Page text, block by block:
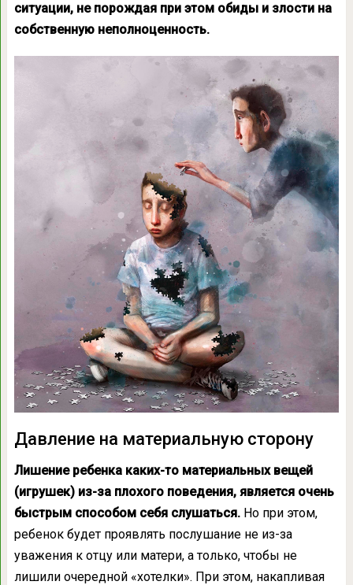
ситуации, не порождая при этом обиды и злости на
собственную неполноценность.
Давление на материальную сторону
Лишение ребенка каких-то материальных вещей
(игрушек) из-за плохого поведения, является очень
быстрым способом себя слушаться.Но при этом,
ребенок будет проявлять послушание не из-за
уважения к отцу или матери, а только, чтобы не
лишили очередной «хотелки». При этом, накапливая